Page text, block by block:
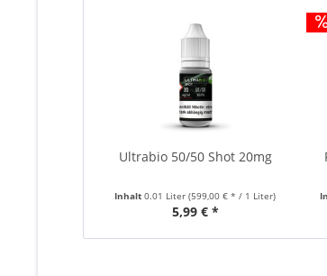
Ultrabio 50/50 Shot 20mg
Inhalt0.01 Liter(599,00 € * / 1 Liter)
5,99 € *